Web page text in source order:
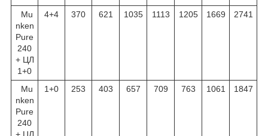
Mu
nken
Pure
240
+ ЦЛ
1+0
4+4 370 621 1035 1113 1205 1669 2741
Mu
nken
Pure
240
1+0 253 403 657 709 763 1061 1847